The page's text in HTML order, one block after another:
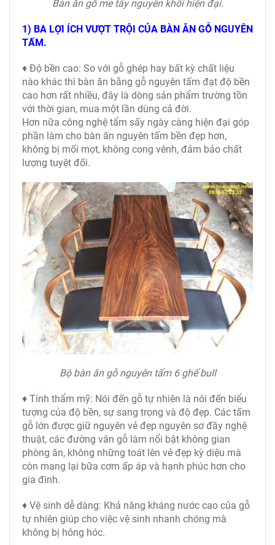
Bàn ăn gỗ me tây nguyên khối hiện đại.
1) BA LỢI ÍCH VƯỢT TRỘI CỦA BÀN ĂN GỖ NGUYÊN
TẤM.
♦ Độ bền cao: So với gỗ ghép hay bất kỳ chất liệu
nào khác thì bàn ăn bằng gỗ nguyên tấm đạt độ bền
cao hơn rất nhiều, đây là dòng sản phẩm trường tồn
với thời gian, mua một lần dùng cả đời.
Hơn nữa công nghệ tẩm sấy ngày càng hiện đại góp
phần làm cho bàn ăn nguyên tấm bền đẹp hơn,
không bị mối mọt, không cong vênh, đảm bảo chất
lượng tuyệt đối.
Bộ bàn ăn gỗ nguyên tấm 6 ghế bull
♦ Tính thẩm mỹ: Nói đến gỗ tự nhiên là nói đến biểu
tượng của độ bền, sự sang trọng và độ đẹp. Các tấm
gỗ lớn được giữ nguyên vẻ đẹp nguyên sơ đầy nghệ
thuật, các đường vân gỗ làm nổi bật không gian
phòng ăn, không những toát lên vẻ đẹp kỳ diệu mà
còn mang lại bữa cơm ấp áp và hạnh phúc hơn cho
gia đình.
♦ Vệ sinh dễ dàng: Khả năng kháng nước cao của gỗ
tự nhiên giúp cho việc vệ sinh nhanh chóng mà
không bị hỏng hóc.